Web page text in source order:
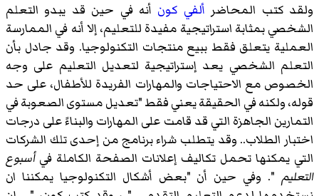
ولقد كتب المحاضر ألفي كون أنه في حين قد يبدو التعلم
الشخصي بمثابة استراتيجية مفيدة للتعليم، إلا أنه في الممارسة
العملية يتعلق فقط ببيع منتجات التكنولوجيا. وقد جادل بأن
التعلم الشخصي يعد إستراتيجية لتعديل التعليم على وجه
الخصوص مع الاحتياجات والمهارات الفريدة للأطفال، على حد
قوله، ولكنه في الحقيقة يعني فقط "تعديل مستوى الصعوبة في
التمارين الجاهزة التي قد قامت على المهارات والبناءً على درجات
اختبار الطلاب.. وقد يتطلب شراء برنامج من إحدى تلك الشركات
التي يمكنها تحمل تكاليف إعلانات الصفحة الكاملة فيأسبوع
التعليم ". وفي حين أن "بعض أشكال التكنولوجيا يمكننا ان